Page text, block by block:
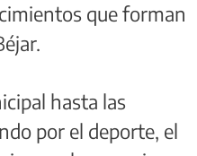
que forman
hasta las
por el deporte, el